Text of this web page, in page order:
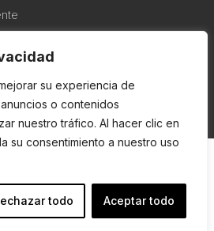
su experiencia de
o contenidos
nuestro tráfico. Al hacer clic en
su consentimiento a nuestro uso
todo Aceptar todo
de
Condiciones de
compra